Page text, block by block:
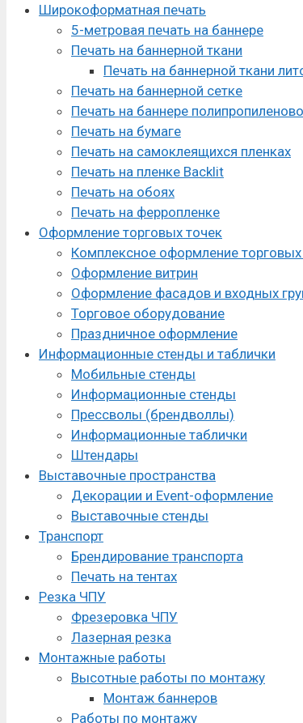
Широкоформатная печать
5-метровая печать на баннере
Печать на баннерной ткани
Печать на баннерной ткани
Печать на баннерной сетке
Печать на баннере
Печать на бумаге
Печать на самоклеящихся пленках
Печать на пленке Backlit
Печать на обоях
Печать на ферропленке
Оформление торговых точек
Комплексное оформление торговых
Оформление витрин
Оформление фасадов и входных
Торговое оборудование
Праздничное оформление
Информационные стенды и таблички
Мобильные стенды
Информационные стенды
Прессволы (брендволлы)
Информационные таблички
Штендары
Выставочные пространства
Декорации и Event-оформление
Выставочные стенды
Транспорт
Брендирование транспорта
Печать на тентах
Резка ЧПУ
Фрезеровка ЧПУ
Лазерная резка
Монтажные работы
Высотные работы по монтажу
Монтаж баннеров
Работы по монтажу